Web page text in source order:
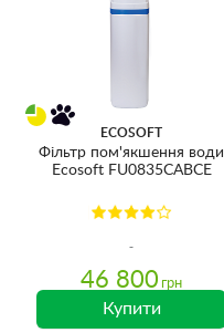
ECOSOFT
Фільтр пом'якшення води
Ecosoft FU0835CABCE
46 800 грн
Купити